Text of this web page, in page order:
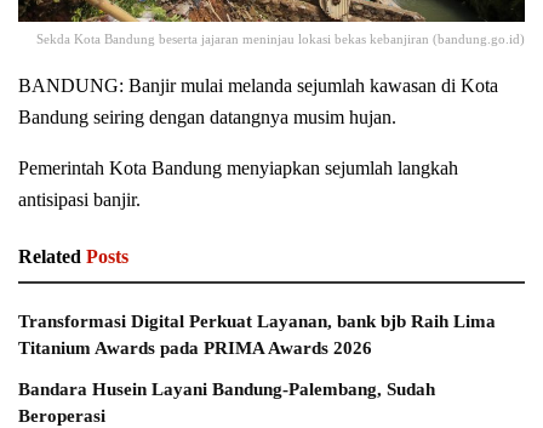
Sekda Kota Bandung beserta jajaran meninjau lokasi bekas kebanjiran (bandung.go.id)
BANDUNG: Banjir mulai melanda sejumlah kawasan di Kota
Bandung seiring dengan datangnya musim hujan.
Pemerintah Kota Bandung menyiapkan sejumlah langkah
antisipasi banjir.
Related Posts
Transformasi Digital Perkuat Layanan, bank bjb Raih Lima
Titanium Awards pada PRIMA Awards 2026
Bandara Husein Layani Bandung-Palembang, Sudah
Beroperasi